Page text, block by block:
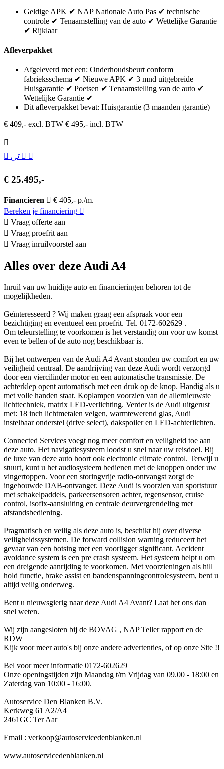
Geldige APK ✔ NAP Nationale Auto Pas ✔ technische
controle ✔ Tenaamstelling van de auto ✔ Wettelijke Garantie
✔ Rijklaar
Afleverpakket
Afgeleverd met een: Onderhoudsbeurt conform
fabrieksschema ✔ Nieuwe APK ✔ 3 mnd uitgebreide
Huisgarantie ✔ Poetsen ✔ Tenaamstelling van de auto ✔
Wettelijke Garantie ✔
Dit afleverpakket bevat: Huisgarantie (3 maanden garantie)
€ 409,- excl. BTW € 495,- incl. BTW
€ 25.495,-
Financieren
€ 405,- p./m.
Bereken je financiering
Vraag offerte aan
Vraag proefrit aan
Vraag inruilvoorstel aan
Alles over deze Audi A4
Inruil van uw huidige auto en financieringen behoren tot de
mogelijkheden.
Geïnteresseerd ? Wij maken graag een afspraak voor een
bezichtiging en eventueel een proefrit. Tel. 0172-602629 .
Om teleurstelling te voorkomen is het verstandig om voor uw komst
even te bellen of de auto nog beschikbaar is.
Bij het ontwerpen van de Audi A4 Avant stonden uw comfort en uw
veiligheid centraal. De aandrijving van deze Audi wordt verzorgd
door een viercilinder motor en een automatische transmissie. De
achterklep opent automatisch met een druk op de knop. Handig als u
met volle handen staat. Koplampen voorzien van de allernieuwste
lichttechniek, matrix LED-verlichting. Verder is de Audi uitgerust
met: 18 inch lichtmetalen velgen, warmtewerend glas, Audi
instelbaar onderstel (drive select), dakspoiler en LED-achterlichten.
Connected Services voegt nog meer comfort en veiligheid toe aan
deze auto. Het navigatiesysteem loodst u snel naar uw reisdoel. Bij
de luxe van deze auto hoort ook electronic climate control. Terwijl u
stuurt, kunt u het audiosysteem bedienen met de knoppen onder uw
vingertoppen. Voor een storingvrije radio-ontvangst zorgt de
ingebouwde DAB-ontvanger. Deze Audi is voorzien van sportstuur
met schakelpaddels, parkeersensoren achter, regensensor, cruise
control, isofix-aansluiting en centrale deurvergrendeling met
afstandsbediening.
Pragmatisch en veilig als deze auto is, beschikt hij over diverse
veiligheidssystemen. De forward collision warning reduceert het
gevaar van een botsing met een voorligger significant. Accident
avoidance system is een pre crash systeem. Het systeem helpt u om
een dreigende aanrijding te voorkomen. Met voorzieningen als hill
hold functie, brake assist en bandenspanningcontrolesysteem, bent u
altijd veilig onderweg.
Bent u nieuwsgierig naar deze Audi A4 Avant? Laat het ons dan
snel weten.
Wij zijn aangesloten bij de BOVAG , NAP Teller rapport en de
RDW
Kijk voor meer auto's bij onze andere advertenties, of op onze Site !!
Bel voor meer informatie 0172-602629
Onze openingstijden zijn Maandag t/m Vrijdag van 09.00 - 18:00 en
Zaterdag van 10:00 - 16:00.
Autoservice Den Blanken B.V.
Kerkweg 61 A2/A4
2461GC Ter Aar
Email : verkoop@autoservicedenblanken.nl
www.autoservicedenblanken.nl